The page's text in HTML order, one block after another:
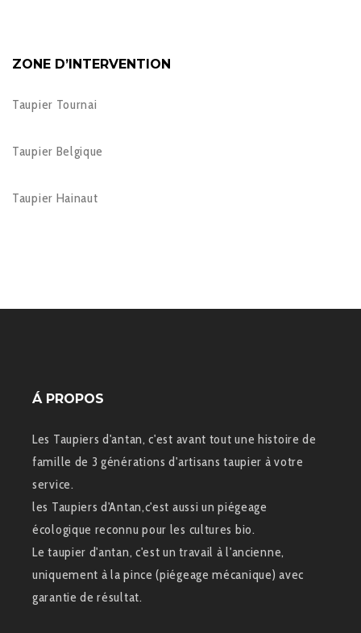
ZONE D’INTERVENTION
Taupier Tournai
Taupier Belgique
Taupier Hainaut
Á PROPOS
Les Taupiers d'antan, c'est avant tout une histoire de
famille de 3 générations d'artisans taupier à votre
service.
les Taupiers d'Antan,c'est aussi un piégeage
écologique reconnu pour les cultures bio.
Le taupier d'antan, c'est un travail à l'ancienne,
uniquement à la pince (piégeage mécanique) avec
garantie de résultat.